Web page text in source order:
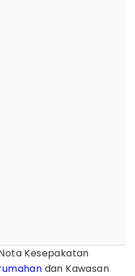
Kesepakatan
dan Kawasan